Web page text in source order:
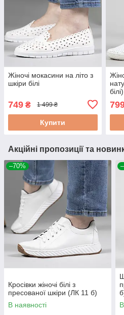
Жіночі мокасини на літо з
шкіри білі
749 ₴ 1 499 ₴
Купити
білі)
Акційні пропозиції та
–70%
Кросівки жіночі білі з
пресованої шкіри (ЛК 11 б)
В наявності